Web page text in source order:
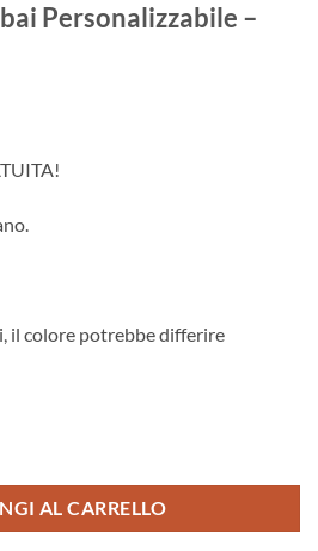
Personalizzabile –
il colore potrebbe differire
AL CARRELLO